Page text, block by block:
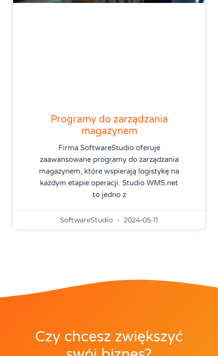
Programy do zarządzania
magazynem
Firma SoftwareStudio oferuje
zaawansowane programy do zarządzania
magazynem, które wspierają logistykę na
każdym etapie operacji. Studio WMS.net
to jedno z
SoftwareStudio 2024-05-11
Czy chcesz zwiększyć